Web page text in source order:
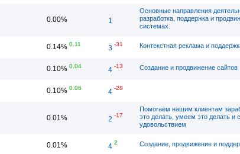
0.00% 1
Основные направления
разработка, поддержка и
системах.
0.14% 0.11 3 -31 Контекстная реклама и
0.10% 0.04 4 -13 Создание и продвижение сайтов
0.10% 0.06 4 -28
0.01% 2 -17
Помогаем нашим клиентам
это делать, умеем это делать и
удовольствием
0.01% 4 2 Создание, продвижение и